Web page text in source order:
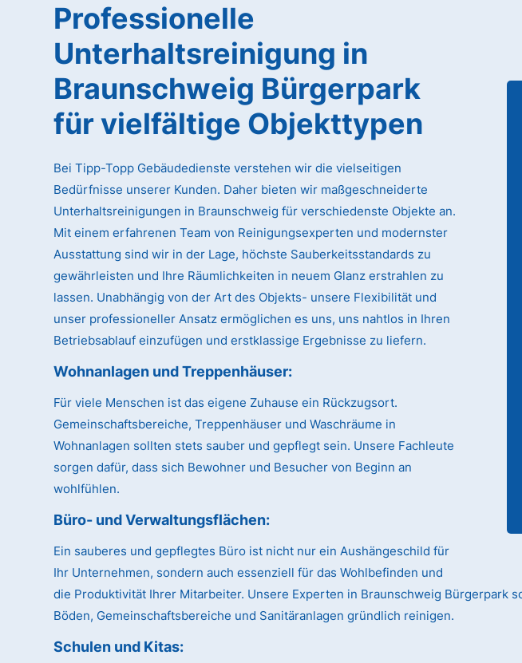
Professionelle
Unterhaltsreinigung in
Braunschweig Bürgerpark
für vielfältige Objekttypen
Bei Tipp-Topp Gebäudedienste verstehen wir die vielseitigen
Bedürfnisse unserer Kunden. Daher bieten wir maßgeschneiderte
Unterhaltsreinigungen in Braunschweig für verschiedenste Objekte an.
Mit einem erfahrenen Team von Reinigungsexperten und modernster
Ausstattung sind wir in der Lage, höchste Sauberkeitsstandards zu
gewährleisten und Ihre Räumlichkeiten in neuem Glanz erstrahlen zu
lassen. Unabhängig von der Art des Objekts- unsere Flexibilität und
unser professioneller Ansatz ermöglichen es uns, uns nahtlos in Ihren
Betriebsablauf einzufügen und erstklassige Ergebnisse zu liefern.
Wohnanlagen und Treppenhäuser:
Für viele Menschen ist das eigene Zuhause ein Rückzugsort.
Gemeinschaftsbereiche, Treppenhäuser und Waschräume in
Wohnanlagen sollten stets sauber und gepflegt sein. Unsere Fachleute
sorgen dafür, dass sich Bewohner und Besucher von Beginn an
wohlfühlen.
Büro- und Verwaltungsflächen:
Ein sauberes und gepflegtes Büro ist nicht nur ein Aushängeschild für
Ihr Unternehmen, sondern auch essenziell für das Wohlbefinden und
die Produktivität Ihrer Mitarbeiter. Unsere Experten in Braunschweig Bürgerpark
Böden, Gemeinschaftsbereiche und Sanitäranlagen gründlich reinigen.
Schulen und Kitas: